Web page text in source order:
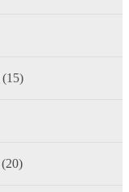
(15)
(20)